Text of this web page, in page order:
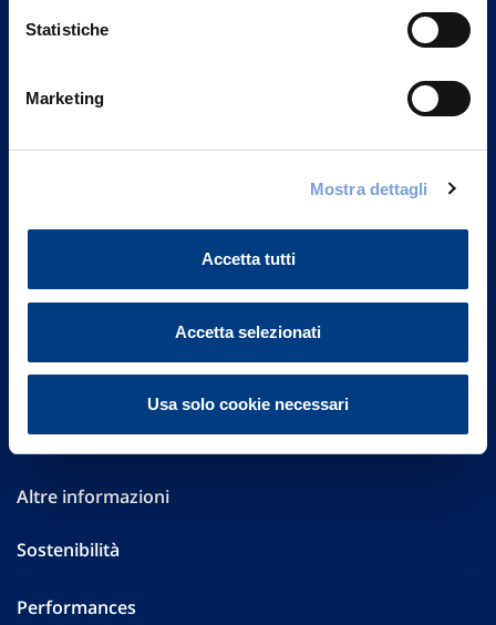
Statistiche
Marketing
Mostra dettagli
Accetta tutti
Accetta selezionati
Usa solo cookie necessari
Via Ignazio Gardella, 2
Part. IVA 01329510158
Altre informazioni
Sostenibilità
Performances